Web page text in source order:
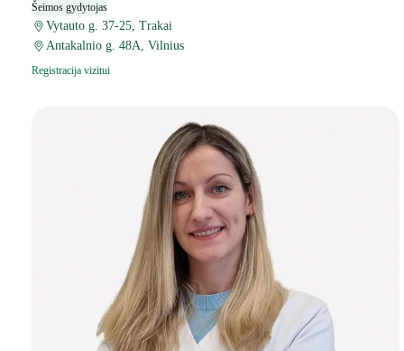
Šeimos gydytojas
Vytauto g. 37-25, Trakai
Antakalnio g. 48A, Vilnius
Registracija vizitui